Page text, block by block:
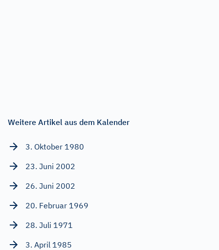
Weitere Artikel aus dem Kalender
3. Oktober 1980
23. Juni 2002
26. Juni 2002
20. Februar 1969
28. Juli 1971
3. April 1985